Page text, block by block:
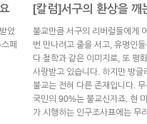
았
페
[칼럼]서구의 환상을 깨
불교만큼 서구의 리버럴들에게
번 만나려고 줄을 서고, 유명인
다 철학과 같은 이미지로, 또 평
사랑받고 있습니다. 하지만 방
불교는 전혀 다른 존재입니다.
국민의 90%는 불교신자죠. 현
가 시행하는 인구조사표에는 무